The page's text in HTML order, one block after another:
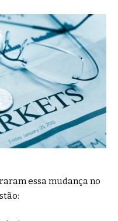
essa mudança no